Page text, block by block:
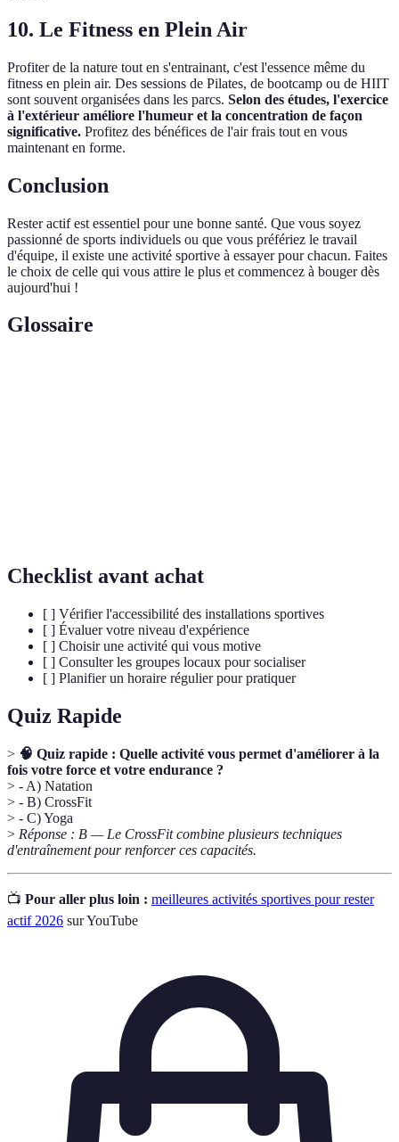
10. Le Fitness en Plein Air
Profiter de la nature tout en s'entrainant, c'est l'essence même du
fitness en plein air. Des sessions de Pilates, de bootcamp ou de HIIT
sont souvent organisées dans les parcs. Selon des études, l'exercice
à l'extérieur améliore l'humeur et la concentration de façon
significative. Profitez des bénéfices de l'air frais tout en vous
maintenant en forme.
Conclusion
Rester actif est essentiel pour une bonne santé. Que vous soyez
passionné de sports individuels ou que vous préfériez le travail
d'équipe, il existe une activité sportive à essayer pour chacun. Faites
le choix de celle qui vous attire le plus et commencez à bouger dès
aujourd'hui !
Glossaire
Checklist avant achat
[ ] Vérifier l'accessibilité des installations sportives
[ ] Évaluer votre niveau d'expérience
[ ] Choisir une activité qui vous motive
[ ] Consulter les groupes locaux pour socialiser
[ ] Planifier un horaire régulier pour pratiquer
Quiz Rapide
> 🧠 Quiz rapide : Quelle activité vous permet d'améliorer à la
fois votre force et votre endurance ?
> - A) Natation
> - B) CrossFit
> - C) Yoga
> Réponse : B — Le CrossFit combine plusieurs techniques
d'entraînement pour renforcer ces capacités.
📺 Pour aller plus loin : meilleures activités sportives pour rester
actif 2026 sur YouTube